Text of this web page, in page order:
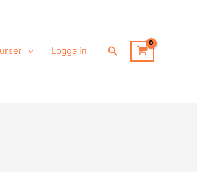
Logga in Sök